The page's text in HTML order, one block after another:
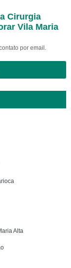
Cirurgia
Vila Maria
por email.
Alta